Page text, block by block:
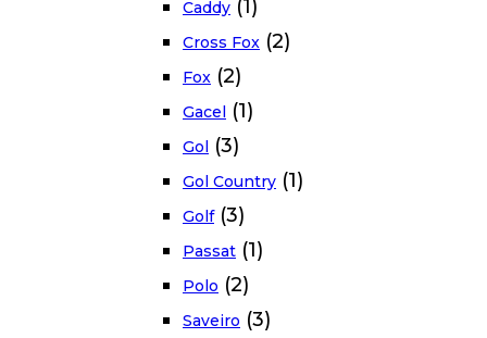
Caddy (1)
Cross Fox (2)
Fox (2)
Gacel (1)
Gol (3)
Gol Country (1)
Golf (3)
Passat (1)
Polo (2)
Saveiro (3)